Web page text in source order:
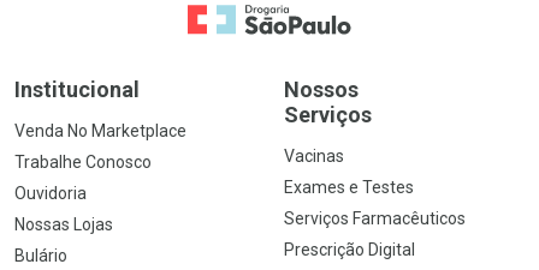
Ir para a Home
Institucional
Venda No Marketplace
Trabalhe Conosco
Ouvidoria
Nossas Lojas
Bulário
Nossos
Serviços
Vacinas
Exames e Testes
Serviços Farmacêuticos
Prescrição Digital